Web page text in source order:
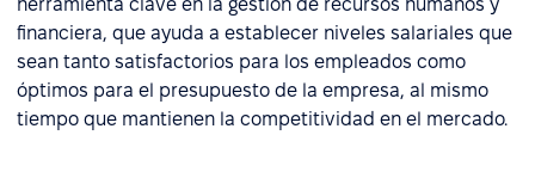
herramienta clave en la gestión de recursos humanos y
financiera, que ayuda a establecer niveles salariales que
sean tanto satisfactorios para los empleados como
óptimos para el presupuesto de la empresa, al mismo
tiempo que mantienen la competitividad en el mercado.